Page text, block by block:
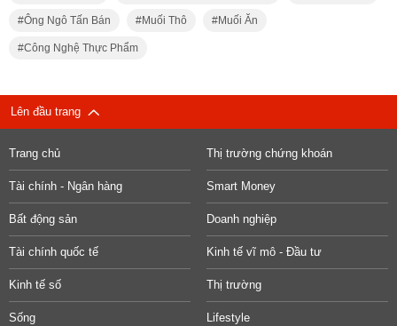
Ông Ngô Tấn Bán Muối Thô Muối Ăn
Công Nghệ Thực Phẩm
Lên đầu trang
Trang chủ Thị trường chứng khoán
Tài chính - Ngân hàng Smart Money
Bất động sản Doanh nghiệp
Tài chính quốc tế Kinh tế vĩ mô - Đầu tư
Kinh tế số Thị trường
Sống Lifestyle